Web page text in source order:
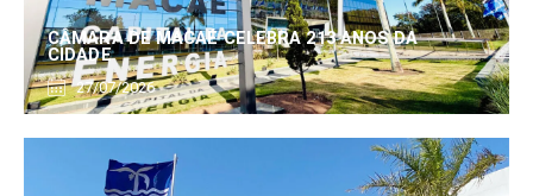
CÂMARA DE MACAÉ CELEBRA 213 ANOS DA
CIDADE
27/07/2026